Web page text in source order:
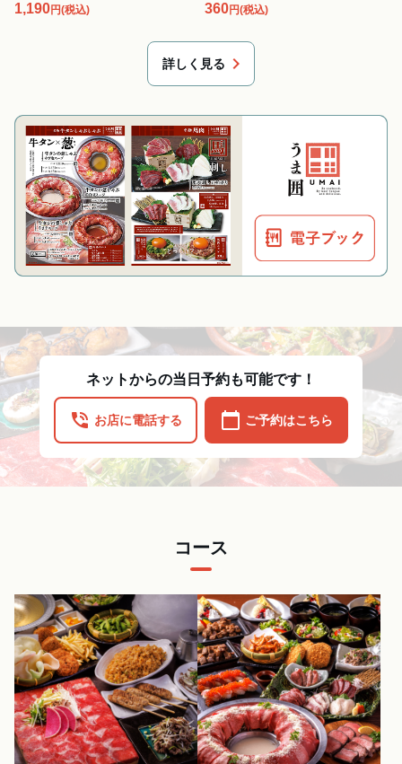
1,190円(税込) 360円(税込)
詳しく見る chevron_right
ネットからの当日予約も可能です！
phone_in_talk お店に電話する calendar_today ご予約はこちら
コース